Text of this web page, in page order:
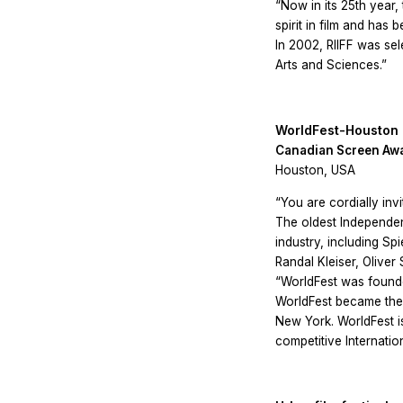
“Now in its 25th year,
spirit in film and has
In 2002, RIIFF was
Arts and Sciences.”
WorldFest-
Canadian Screen
Houston, USA
“You are cordially
The oldest
industry, including
Randal Kleiser,
“WorldFest was
WorldFest became
New York. WorldFest
competitive